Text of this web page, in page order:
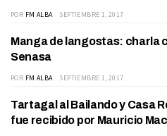
POR FM ALBA SEPTIEMBRE 1, 2017
ACTUALIDAD
Manga de langostas: charla
Senasa
POR FM ALBA SEPTIEMBRE 1, 2017
ACTUALIDAD
Tartagal al Bailando y Casa
fue recibido por Mauricio